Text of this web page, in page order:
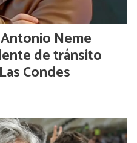
Neme
de tránsito
Condes